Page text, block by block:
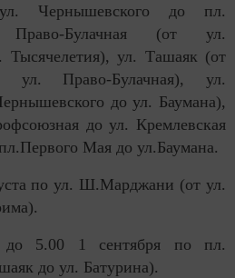
Чернышевского до пл.
Право-Булачная (от ул.
ул. Ташаяк (от
Право-Булачная), ул.
до ул. Баумана),
до ул. Кремлевская
Мая до ул.Баумана.
по ул. Ш.Марджани (от ул.
5.00 1 сентября по пл.
до ул. Батурина).